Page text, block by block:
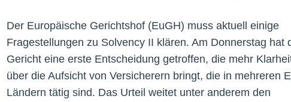
Der Europäische Gerichtshof (EuGH) muss aktuell einige
Fragestellungen zu Solvency II klären. Am Donnerstag hat
Gericht eine erste Entscheidung getroffen, die mehr
über die Aufsicht von Versicherern bringt, die in mehreren
Ländern tätig sind. Das Urteil weitet unter anderem den